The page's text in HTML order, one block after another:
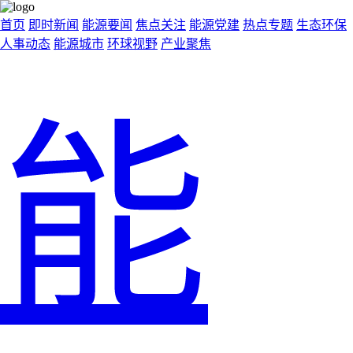
首页 即时新闻 能源要闻 焦点关注 能源党建 热点专题 生态环保
人事动态 能源城市 环球视野 产业聚焦
能